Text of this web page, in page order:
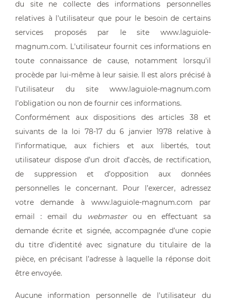
du site ne collecte des informations personnelles
relatives à l'utilisateur que pour le besoin de certains
services proposés par le site www.laguiole-
magnum.com. L'utilisateur fournit ces informations en
toute connaissance de cause, notamment lorsqu'il
procède par lui-même à leur saisie. Il est alors précisé à
l'utilisateur du site www.laguiole-magnum.com
l’obligation ou non de fournir ces informations.
Conformément aux dispositions des articles 38 et
suivants de la loi 78-17 du 6 janvier 1978 relative à
l’informatique, aux fichiers et aux libertés, tout
utilisateur dispose d’un droit d’accès, de rectification,
de suppression et d’opposition aux données
personnelles le concernant. Pour l’exercer, adressez
votre demande à www.laguiole-magnum.com par
email : email du
webmasterou en effectuant sa
demande écrite et signée, accompagnée d’une copie
du titre d’identité avec signature du titulaire de la
pièce, en précisant l’adresse à laquelle la réponse doit
être envoyée.
Aucune information personnelle de l'utilisateur du